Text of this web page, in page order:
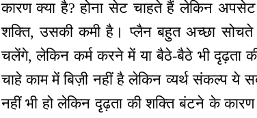
कारण क्या है? होना सेट चाहते हैं लेकिन अपसेट
शक्ति, उसकी कमी है। प्लैन बहुत अच्छा
चलेंगे, लेकिन कर्म करने में या बैठे-बैठे भी दृढ़ता
चाहे काम में बिज़ी नहीं है लेकिन व्यर्थ संकल्प
नहीं भी हो लेकिन दृढ़ता की शक्ति बंटने के